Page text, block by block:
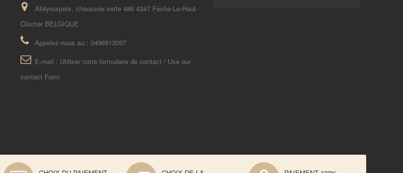
All4yourpets, chaussée verte 486 4347 Fexhe-Le-Haut-
Clocher BELGIQUE
Appelez-nous au : 0496913097
E-mail : Utiliser notre formulaire de contact / Use our
contact Form